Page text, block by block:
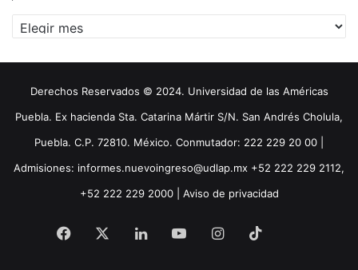
Archivos
Derechos Reservados © 2024. Universidad de las Américas
Puebla. Ex hacienda Sta. Catarina Mártir S/N. San Andrés Cholula,
Puebla. C.P. 72810. México. Conmutador: 222 229 20 00 |
Admisiones: informes.nuevoingreso@udlap.mx +52 222 229 2112,
+52 222 229 2000 | Aviso de privacidad
Facebook LinkedInYouTubeInstagram